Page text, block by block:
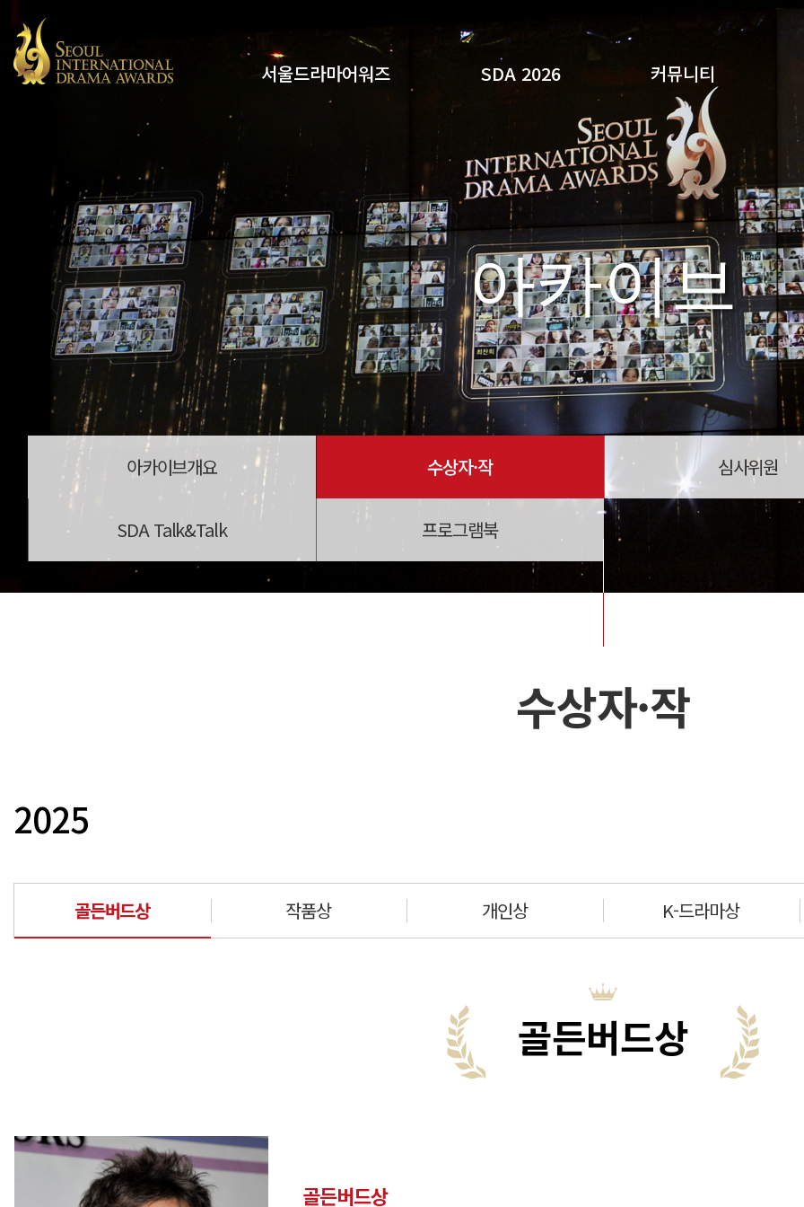
서울드라마어워즈 SDA 2026 커뮤니티
아카이브
아카이브개요 수상자·작 심사위원
SDA Talk&Talk 프로그램북
수상자·작
2025
골든버드상 작품상 개인상 K-드라마상
골든버드상
골든버드상
유튜브
인스타그램
x
페이스북